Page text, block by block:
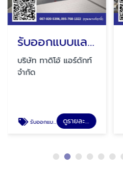
รับออกแบบและติดตั้งท่อดักท์แอร์
บริษัท ทาดิโอ้ แอร์ดักท์
จำกัด
รับออกแบบและติดตั้งท่อดักท์แอร์ ดูรายละเอียด